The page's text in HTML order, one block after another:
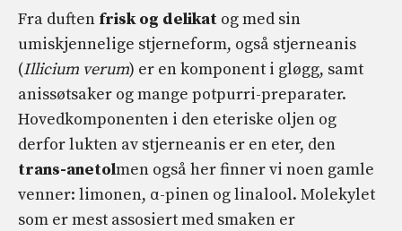
Fra duften frisk og delikat og med sin
umiskjennelige stjerneform, også stjerneanis
(Illicium verum) er en komponent i gløgg, samt
anissøtsaker og mange potpurri-preparater.
Hovedkomponenten i den eteriske oljen og
derfor lukten av stjerneanis er en eter, den
trans-anetolmen også her finner vi noen gamle
venner: limonen, α-pinen og linalool. Molekylet
som er mest assosiert med smaken er